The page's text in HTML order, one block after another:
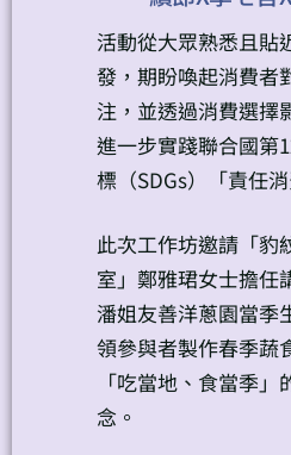
活動從大眾熟悉且貼
發，期盼喚起消費者
注，並透過消費選擇
進一步實踐聯合國第
標（SDGs）「責任
此次工作坊邀請「豹
室」鄭雅珺女士擔任
潘姐友善洋蔥園當季
領參與者製作春季蔬
「吃當地、食當季
念。